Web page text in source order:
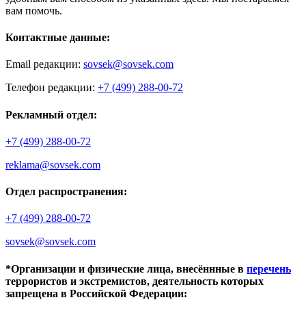
вам помочь.
Контактные данные:
Email редакции: sovsek@sovsek.com
Телефон редакции: +7 (499) 288-00-72
Рекламный отдел:
+7 (499) 288-00-72
reklama@sovsek.com
Отдел распространения:
+7 (499) 288-00-72
sovsek@sovsek.com
*Организации и физические лица, внесённные в перечень
террористов и экстремистов, деятельность которых
запрещена в Российской Федерации: